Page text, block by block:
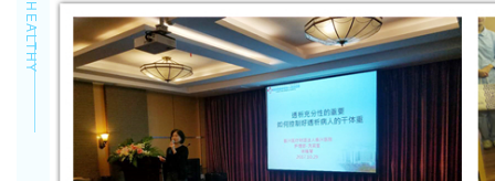
HEALTHY